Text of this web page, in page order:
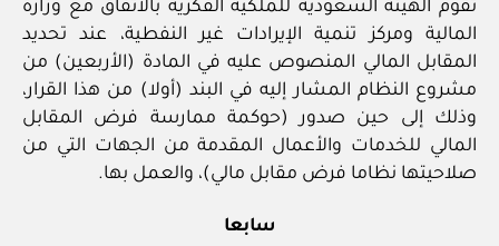
تقوم الهيئة السعودية للملكية الفكرية بالاتفاق مع وزارة
المالية ومركز تنمية الإيرادات غير النفطية، عند تحديد
المقابل المالي المنصوص عليه في المادة (الأربعين) من
مشروع النظام المشار إليه في البند (أولا) من هذا القرار،
وذلك إلى حين صدور (حوكمة ممارسة فرض المقابل
المالي للخدمات والأعمال المقدمة من الجهات التي من
صلاحيتها نظاما فرض مقابل مالي)، والعمل بها.
سابعا